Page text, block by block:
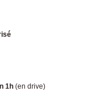
1h (en drive)